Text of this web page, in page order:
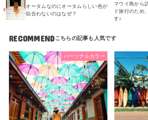
オータムなのにオータムらしい色が
似合わないのはなぜ？
マウイ島から
ド旅行のため
す♪
RECOMMEND
パーソナルカラー